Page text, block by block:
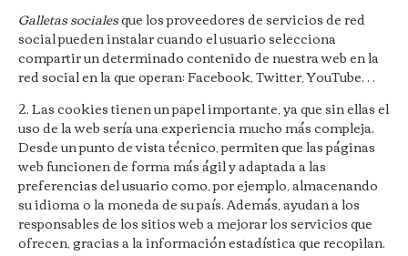
Galletas socialesque los proveedores de servicios de red
social pueden instalar cuando el usuario selecciona
compartir un determinado contenido de nuestra web en la
red social en la que operan: Facebook, Twitter, YouTube…
2. Las cookies tienen un papel importante, ya que sin ellas el
uso de la web sería una experiencia mucho más compleja.
Desde un punto de vista técnico, permiten que las páginas
web funcionen de forma más ágil y adaptada a las
preferencias del usuario como, por ejemplo, almacenando
su idioma o la moneda de su país. Además, ayudan a los
responsables de los sitios web a mejorar los servicios que
ofrecen, gracias a la información estadística que recopilan.